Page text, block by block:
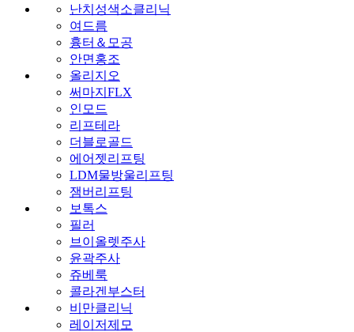
난치성색소클리닉
여드름
흉터＆모공
안면홍조
올리지오
써마지FLX
인모드
리프테라
더블로골드
에어젯리프팅
LDM물방울리프팅
잼버리프팅
보톡스
필러
브이올렛주사
윤곽주사
쥬베룩
콜라겐부스터
비만클리닉
레이저제모